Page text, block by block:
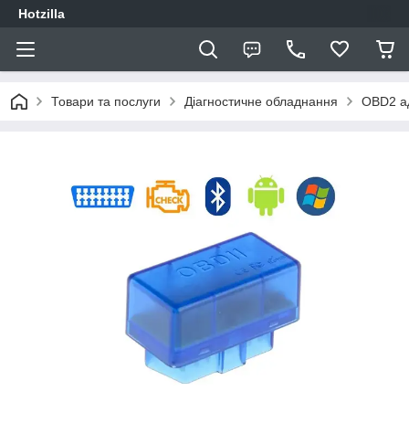
Hotzilla
Товари та послуги Діагностичне обладнання OBD2